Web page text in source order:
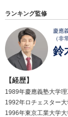
ランキング監修
慶應
（非
鈴
【経歴】
1989年慶應義塾大学理
1992年ロチェスター大
1996年東京工業大学